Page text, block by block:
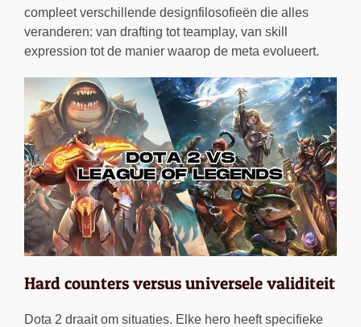
compleet verschillende designfilosofieën die alles
veranderen: van drafting tot teamplay, van skill
expression tot de manier waarop de meta evolueert.
Hard counters versus universele validiteit
Dota 2 draait om situaties. Elke hero heeft specifieke